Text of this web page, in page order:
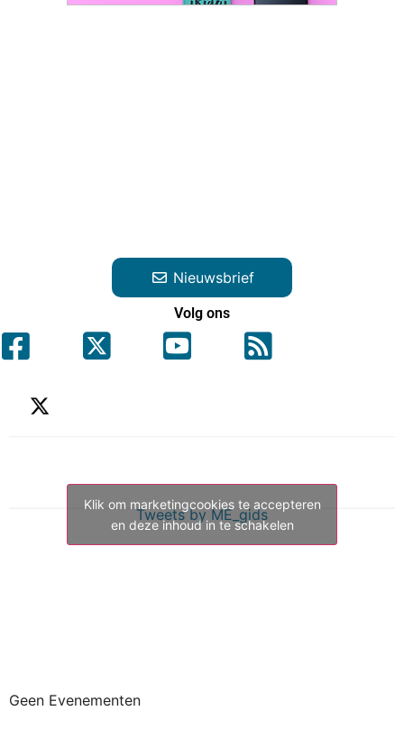
Nieuwsbrief
Volg ons
Tweets by ME_gids
Klik om marketingcookies te accepteren
en deze inhoud in te schakelen
Geen Evenementen